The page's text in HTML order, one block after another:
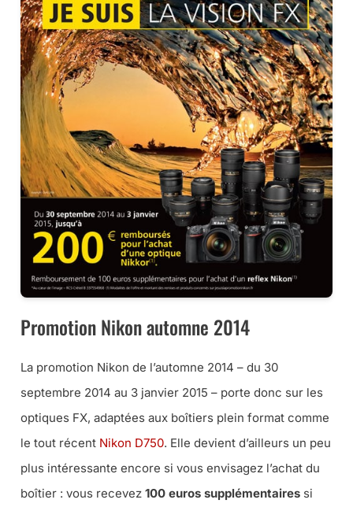
Promotion Nikon automne 2014
La promotion Nikon de l’automne 2014 – du 30
septembre 2014 au 3 janvier 2015 – porte donc sur les
optiques FX, adaptées aux boîtiers plein format comme
le tout récent Nikon D750. Elle devient d’ailleurs un peu
plus intéressante encore si vous envisagez l’achat du
boîtier : vous recevez 100 euros supplémentaires si